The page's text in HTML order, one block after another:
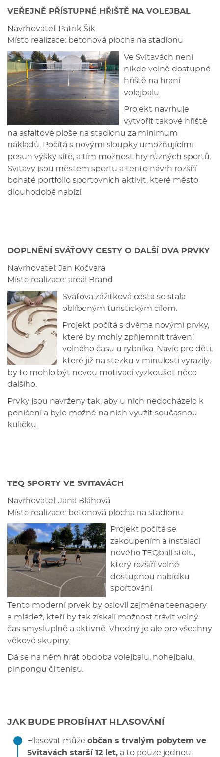
VEŘEJNĚ PŘÍSTUPNÉ HŘIŠTĚ NA VOLEJBAL
Navrhovatel: Patrik Šik
Místo realizace: betonová plocha na stadionu
Ve Svitavách není
nikde volně dostupné
hřiště na hraní
volejbalu.
Projekt navrhuje
vytvořit takové hřiště
na asfaltové ploše na stadionu za minimum
nákladů. Počítá s novými sloupky umožňujícími
posun výšky sítě, a tím možnost hry různých sportů.
Svitavy jsou městem sportu a tento návrh rozšíří
bohaté portfolio sportovních aktivit, které město
dlouhodobě nabízí.
DOPLNĚNÍ SVÁŤOVY CESTY O DALŠÍ DVA PRVKY
Navrhovatel: Jan Kočvara
Místo realizace: areál Brand
Sváťova zážitková cesta se stala
oblíbeným turistickým cílem.
Projekt počítá s dvěma novými prvky,
které by mohly zpříjemnit trávení
volného času u rybníka. Navíc pro děti,
které již na stezku v minulosti vyrazily,
by to mohlo být novou motivací vyzkoušet něco
dalšího.
Prvky jsou navrženy tak, aby u nich nedocházelo k
poničení a bylo možné na nich využít současnou
kuličku.
TEQ SPORTY VE SVITAVÁCH
Navrhovatel: Jana Bláhová
Místo realizace: betonová plocha na stadionu
Projekt počítá se
zakoupením a instalací
nového TEQball stolu,
který rozšíří volně
dostupnou nabídku
sportování.
Tento moderní prvek by oslovil zejména teenagery
a mládež, kteří by tak získali možnost trávit volný
čas smysluplně a aktivně. Vhodný je ale pro všechny
věkové skupiny.
Dá se na něm hrát obdoba volejbalu, nohejbalu,
pinpongu či tenisu.
JAK BUDE PROBÍHAT HLASOVÁNÍ
Hlasovat může občan s trvalým pobytem ve
Svitavách starší 12 let, a to pouze jednou.